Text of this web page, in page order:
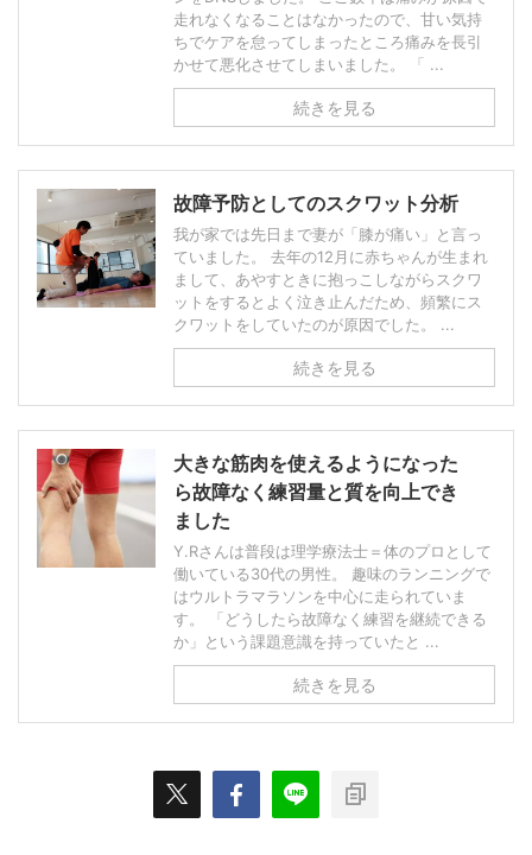
走れなくなることはなかったので、甘い気持
ちでケアを怠ってしまったところ痛みを長引
かせて悪化させてしまいました。 「 ...
続きを見る
故障予防としてのスクワット分析
我が家では先日まで妻が「膝が痛い」と言っ
ていました。 去年の12月に赤ちゃんが生まれ
まして、あやすときに抱っこしながらスクワ
ットをするとよく泣き止んだため、頻繁にス
クワットをしていたのが原因でした。 ...
続きを見る
大きな筋肉を使えるようになった
ら故障なく練習量と質を向上でき
ました
Y.Rさんは普段は理学療法士＝体のプロとして
働いている30代の男性。 趣味のランニングで
はウルトラマラソンを中心に走られていま
す。 「どうしたら故障なく練習を継続できる
か」という課題意識を持っていたと ...
続きを見る